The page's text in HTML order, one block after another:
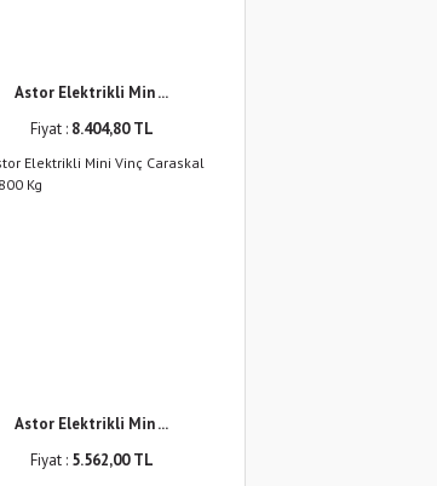
Astor Elektrikli Min ...
Fiyat : 8.404,80 TL
Astor Elektrikli Min ...
Fiyat : 5.562,00 TL